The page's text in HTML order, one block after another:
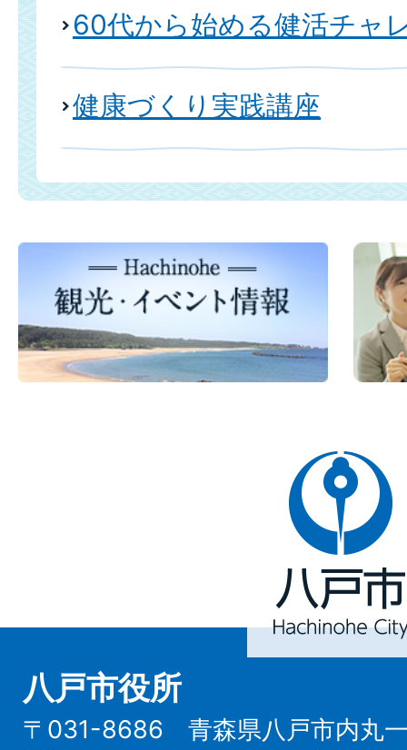
60代から始める健活チャ
健康づくり実践講座
八
戸
Hachinohe
City
八戸市役所
〒031-8686 青森県八戸市内丸一